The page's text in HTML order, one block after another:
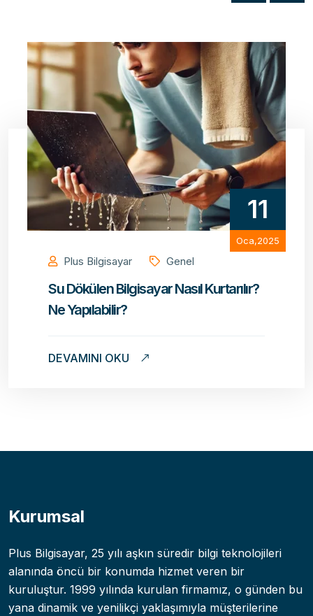
11
Oca,2025
Plus Bilgisayar Genel
Su Dökülen Bilgisayar Nasıl Kurtarılır?
Ne Yapılabilir?
DEVAMINI OKU
Kurumsal
Plus Bilgisayar, 25 yılı aşkın süredir bilgi teknolojileri
alanında öncü bir konumda hizmet veren bir
kuruluştur. 1999 yılında kurulan firmamız, o günden bu
yana dinamik ve yenilikçi yaklaşımıyla müşterilerine